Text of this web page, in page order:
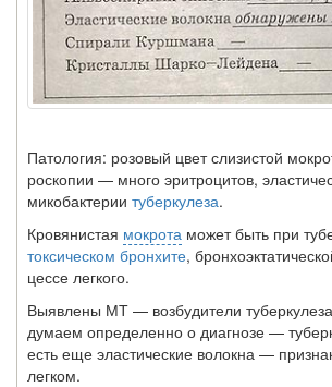
Патология: розовый цвет слизистой
роскопии — много эритроцитов,
микобактерии туберкулеза.
Кровянистая мокрота может быть при
токсическом бронхите,
цессе легкого.
Выявлены МТ — возбудители
думаем определенно о диагнозе —
есть еще эластические волокна —
легком.